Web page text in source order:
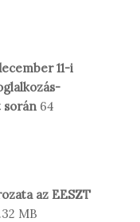
11-i
során 64
az EESZT
MB